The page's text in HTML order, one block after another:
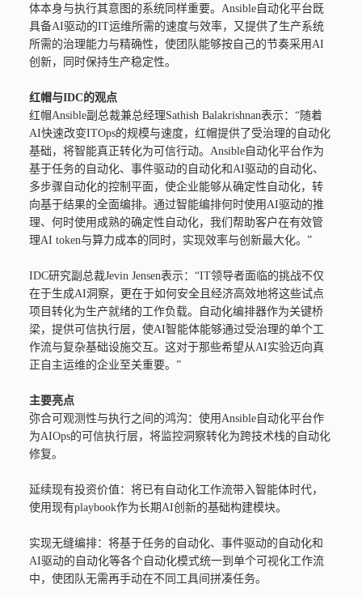
体本身与执行其意图的系统同样重要。Ansible自动化平台既
具备AI驱动的IT运维所需的速度与效率，又提供了生产系统
所需的治理能力与精确性，使团队能够按自己的节奏采用AI
创新，同时保持生产稳定性。
红帽与IDC的观点
红帽Ansible副总裁兼总经理Sathish Balakrishnan表示：“随着
AI快速改变ITOps的规模与速度，红帽提供了受治理的自动化
基础，将智能真正转化为可信行动。Ansible自动化平台作为
基于任务的自动化、事件驱动的自动化和AI驱动的自动化、
多步骤自动化的控制平面，使企业能够从确定性自动化，转
向基于结果的全面编排。通过智能编排何时使用AI驱动的推
理、何时使用成熟的确定性自动化，我们帮助客户在有效管
理AI token与算力成本的同时，实现效率与创新最大化。”
IDC研究副总裁Jevin Jensen表示：“IT领导者面临的挑战不仅
在于生成AI洞察，更在于如何安全且经济高效地将这些试点
项目转化为生产就绪的工作负载。自动化编排器作为关键桥
梁，提供可信执行层，使AI智能体能够通过受治理的单个工
作流与复杂基础设施交互。这对于那些希望从AI实验迈向真
正自主运维的企业至关重要。”
主要亮点
弥合可观测性与执行之间的鸿沟：使用Ansible自动化平台作
为AIOps的可信执行层，将监控洞察转化为跨技术栈的自动化
修复。
延续现有投资价值：将已有自动化工作流带入智能体时代，
使用现有playbook作为长期AI创新的基础构建模块。
实现无缝编排：将基于任务的自动化、事件驱动的自动化和
AI驱动的自动化等各个自动化模式统一到单个可视化工作流
中，使团队无需再手动在不同工具间拼凑任务。